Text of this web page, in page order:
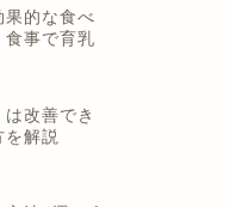
果的な食べ
食事で育乳
改善でき
を解説